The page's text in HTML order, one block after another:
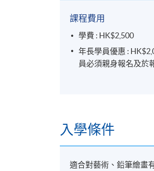
課程費用
學費 : HK$2,500
年長學員優惠 :
員必須親身報名及於
入學條件
適合對藝術、鉛筆繪畫